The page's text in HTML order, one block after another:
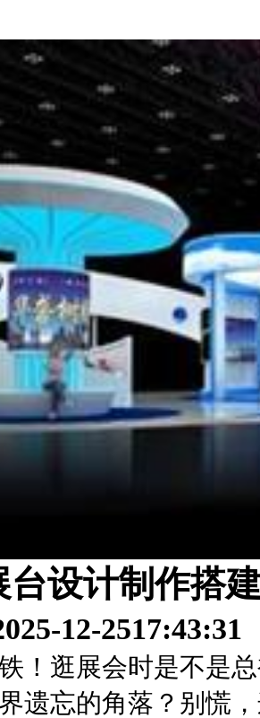
台设计制作搭
12-2517:43:31
！逛展会时是不是
遗忘的角落？别慌